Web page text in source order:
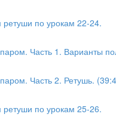
по урокам 22-24.
Часть 1. Варианты
Часть 2. Ретушь.
по урокам 25-26.